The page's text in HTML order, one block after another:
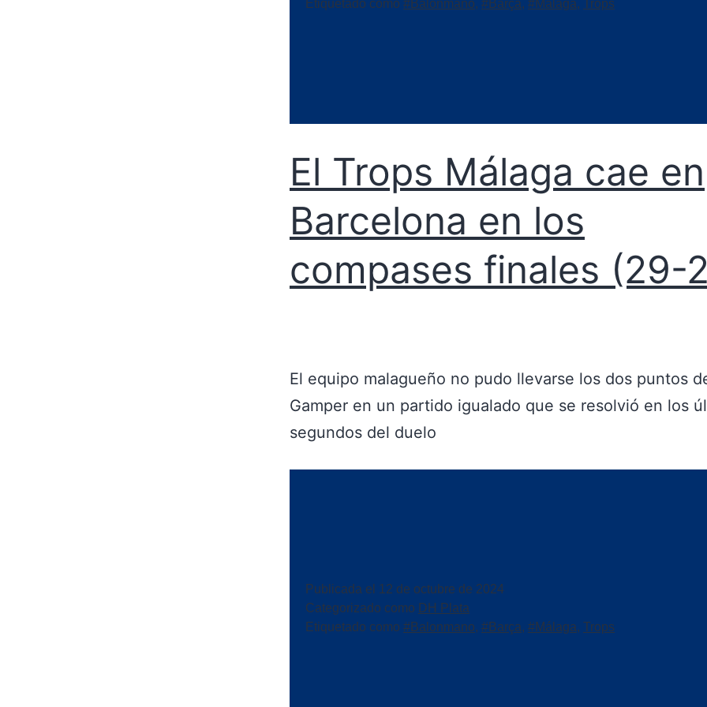
Etiquetado como #Balonmano, #Barça, #Málaga, Trops
El Trops Málaga cae en
Barcelona en los
compases finales (29-
El equipo malagueño no pudo llevarse los dos puntos
Gamper en un partido igualado que se resolvió en los
segundos del duelo
Publicada el
12 de octubre de 2024
Categorizado como DH Plata
Etiquetado como #Balonmano, #Barça, #Málaga, Trops